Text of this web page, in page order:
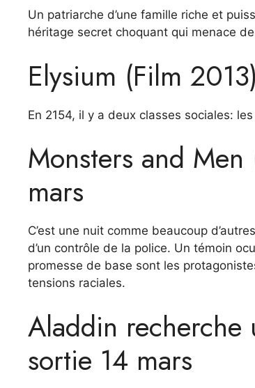
Un patriarche d’une famille riche et
héritage secret choquant qui menace
Elysium (Film
En 2154, il y a deux classes sociales:
Monsters and
mars
C’est une nuit comme beaucoup
d’un contrôle de la police. Un témoin
promesse de base sont les
tensions raciales.
Aladdin
sortie 14 mars